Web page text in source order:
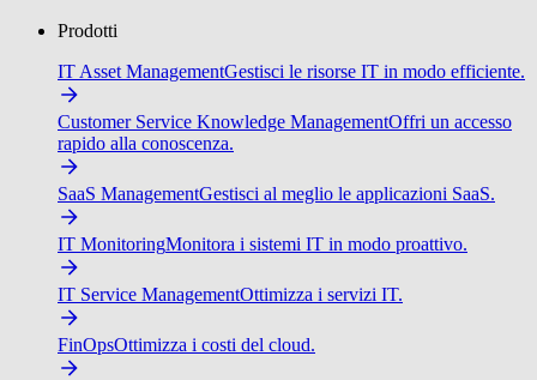
Prodotti
IT Asset ManagementGestisci le risorse IT in modo efficiente.
Customer Service Knowledge ManagementOffri un accesso
rapido alla conoscenza.
SaaS ManagementGestisci al meglio le applicazioni SaaS.
IT MonitoringMonitora i sistemi IT in modo proattivo.
IT Service ManagementOttimizza i servizi IT.
FinOpsOttimizza i costi del cloud.